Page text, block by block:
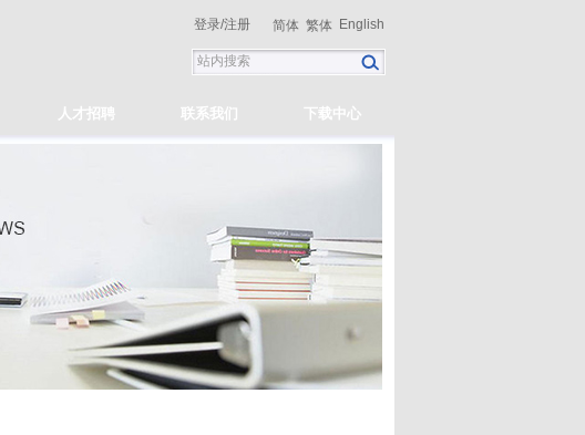
登录/注册 简体 繁体 English
人才招聘 联系我们 下载中心